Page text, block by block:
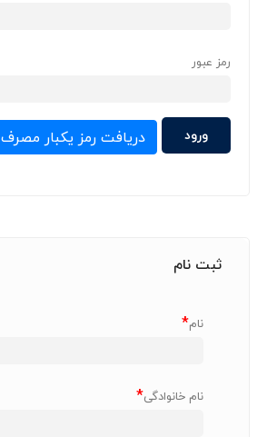
رمز عبور
دریافت رمز یکبار مصرف
ثبت نام
نام*
نام خانوادگی*